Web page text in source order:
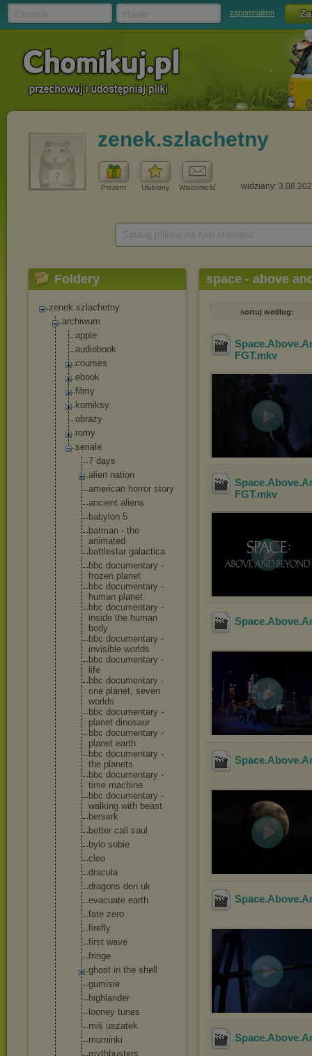
zapomniałem
zenek.szlachetny
Prezent Ulubiony Wiadomość widziany:
Foldery
zenek.szlachetny
archiwum
apple
audiobook
courses
ebook
filmy
komiksy
obrazy
romy
seriale
7 days
alien nation
american horror story
ancient aliens
babylon 5
batman - the
animated
battlestar galactica
bbc documentary -
frozen planet
bbc documentary -
human planet
bbc documentary -
inside the human
body
bbc documentary -
invisible worlds
bbc documentary -
life
bbc documentary -
one planet, seven
worlds
bbc documentary -
planet dinosaur
bbc documentary -
planet earth
bbc documentary -
the planets
bbc documentary -
time machine
bbc documentary -
walking with beast
berserk
better call saul
bylo sobie
cleo
dracula
dragons den uk
evacuate earth
fate zero
firefly
first wave
fringe
ghost in the shell
gumisie
highlander
looney tunes
miś uszatek
muminki
mythbusters
space - above
sortuj według:
FGT.mkv
FGT.mkv